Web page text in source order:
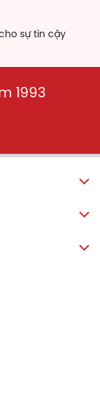
Probio-5.
C.
tới được.
sự tin cậy
1993